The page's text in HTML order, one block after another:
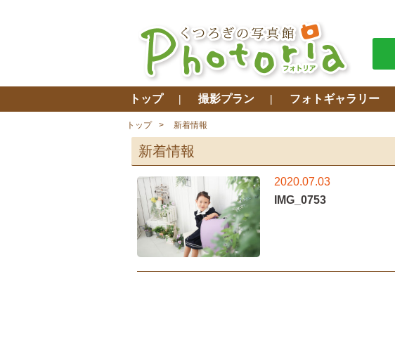
トップ 撮影プラン フォトギャラリー
トップ 新着情報
新着情報
2020.07.03
IMG_0753